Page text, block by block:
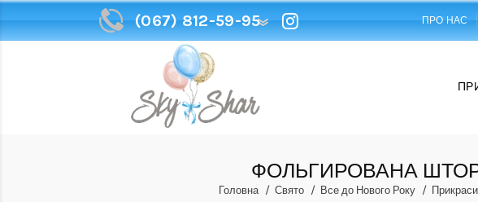
(067) 812-59-95
(067) 812-59-95
ПРО НАС
ФОЛЬГИРОВАНА
Головна Свято Все до Нового Року